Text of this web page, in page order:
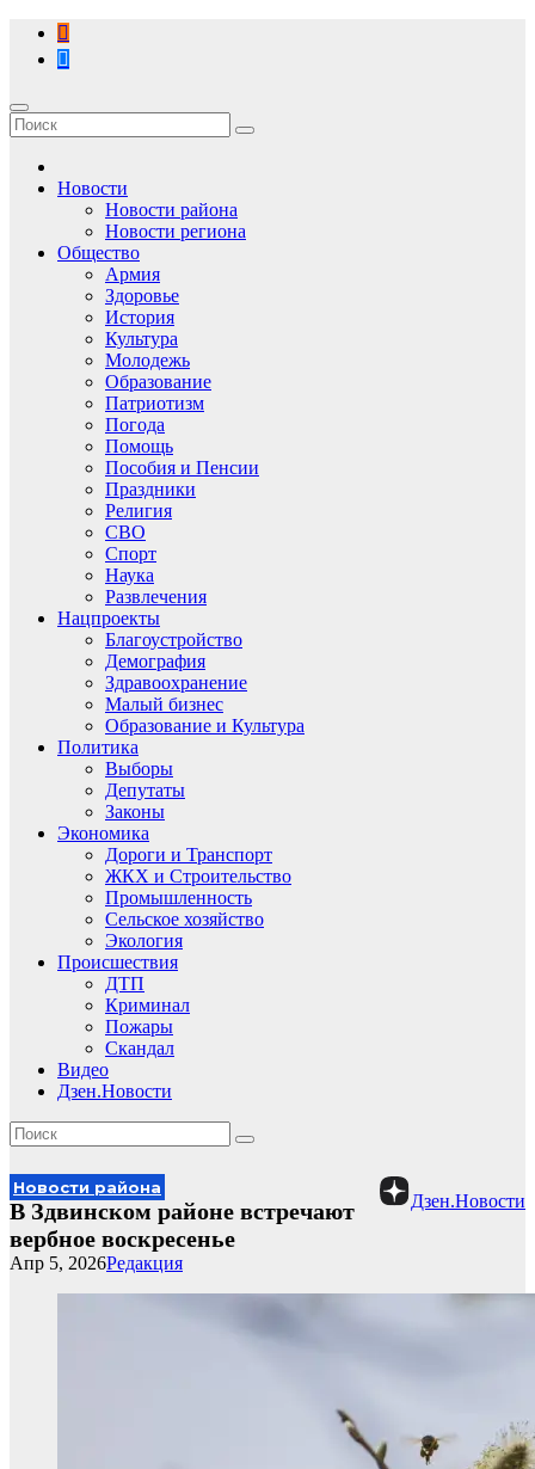
Перейти
содержимому
Новости
Новости района
Новости региона
Общество
Армия
Здоровье
История
Культура
Молодежь
Образование
Патриотизм
Погода
Помощь
Пособия и Пенсии
Праздники
Религия
СВО
Спорт
Наука
Развлечения
Нацпроекты
Благоустройство
Демография
Здравоохранение
Малый бизнес
Образование и Культура
Политика
Выборы
Депутаты
Законы
Экономика
Дороги и Транспорт
ЖКХ и Строительство
Промышленность
Сельское хозяйство
Экология
Происшествия
ДТП
Криминал
Пожары
Скандал
Видео
Дзен.Новости
Дзен.Новости
Новости района
В Здвинском районе встречают
вербное воскресенье
Редакция
Апр 5, 2026